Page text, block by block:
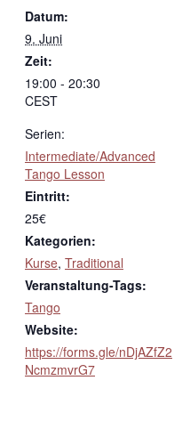
Datum:
9. Juni
Zeit:
19:00 - 20:30
CEST
Serien:
Intermediate/Advanced
Tango Lesson
Eintritt:
25€
Kategorien:
Kurse, Traditional
Veranstaltung-Tags:
Tango
Website:
https://forms.gle/nDjAZfZ2
NcmzmvrG7